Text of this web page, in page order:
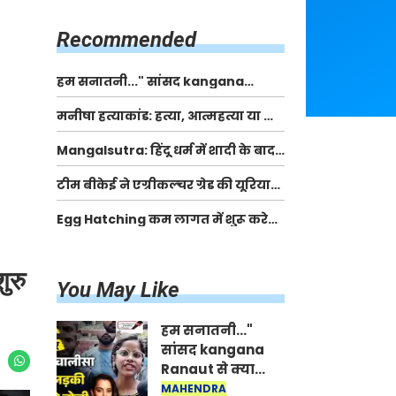
Recommended
हम सनातनी..." सांसद kangana
Ranaut से क्या बोली लड़की? Viral
Jantar-Mantar | CJP protest
मनीषा हत्याकांड: हत्या, आत्महत्या या कोई बड़ा राज?
| Full Story | Josh Haryana
Mangalsutra: हिंदू धर्म में शादी के बाद
मंगलसूत्र क्यों पहनती है महिलाएं, किसने
शुरु की ये परंपरा
टीम बीकेई ने एग्रीकल्चर ग्रेड की यूरिया
खाद गट्टों में बदलकर टेक्निकल ग्रेड में
बेचने वालों पर करवाई कार्रवाई:
Egg Hatching कम लागत में शुरू करे
You May Like
हम सनातनी..."
सांसद kangana
Ranaut से क्या
बोली लड़की? Viral
MAHENDRA